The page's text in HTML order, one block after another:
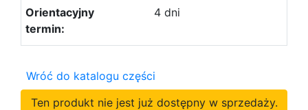
4 dni
Wróć do katalogu części
Ten produkt nie jest już dostępny w sprzedaży.